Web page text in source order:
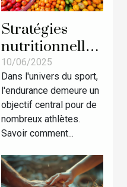
Stratégies
nutritionnelles
pour booster
l'endurance
des sportifs
10/06/2025
Dans l'univers du sport,
l'endurance demeure un
objectif central pour de
nombreux athlètes.
Savoir comment...